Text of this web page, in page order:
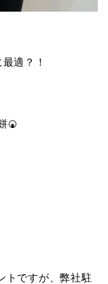
適？！
🍘
ですが、弊社駐